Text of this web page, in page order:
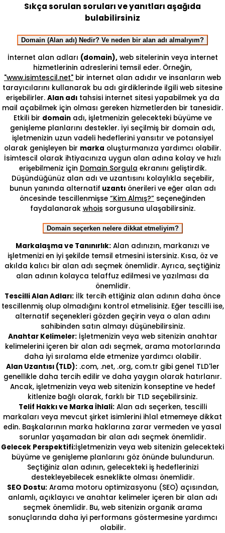
Sıkça sorulan soruları ve yanıtları aşağıda
bulabilirsiniz
Domain (Alan adı) Nedir? Ve neden bir alan adı almalıyım?
İnternet alan adları (domain),web sitelerinin veya internet
hizmetlerinin adreslerini temsil eder. Örneğin,
"www.isimtescil.net" bir internet alan adıdır ve insanların web
tarayıcılarını kullanarak bu adı girdiklerinde ilgili web sitesine
erişebilirler. Alan adıtahsisi internet sitesi yapabilmek ya da
mail açabilmek için olması gereken hizmetlerden bir tanesidir.
Etkili bir domainadı, işletmenizin gelecekteki büyüme ve
genişleme planlarını destekler. İyi seçilmiş bir domain adı,
işletmenizin uzun vadeli hedeflerini yansıtır ve potansiyel
olarak genişleyen bir marka oluşturmanıza yardımcı olabilir.
İsimtescil olarak ihtiyacınıza uygun alan adına kolay ve hızlı
erişebilmeniz için Domain Sorgula ekranını geliştirdik.
Düşündüğünüz alan adı ve uzantısını kolaylıkla seçebilir,
bunun yanında alternatif uzantıönerileri ve eğer alan adı
öncesinde tescillenmişse “Kim Almış?” seçeneğinden
faydalanarak whois sorgusuna ulaşabilirsiniz.
Domain seçerken nelere dikkat etmeliyim?
Markalaşma ve Tanınırlık: Alan adınızın, markanızı ve
işletmenizi en iyi şekilde temsil etmesini istersiniz. Kısa, öz ve
akılda kalıcı bir alan adı seçmek önemlidir. Ayrıca, seçtiğiniz
alan adının kolayca telaffuz edilmesi ve yazılması da
önemlidir.
Tescilli Alan Adları: İlk tercih ettiğiniz alan adının daha önce
tescillenmiş olup olmadığını kontrol etmelisiniz. Eğer tescilli ise,
alternatif seçenekleri gözden geçirin veya o alan adını
sahibinden satın almayı düşünebilirsiniz.
Anahtar Kelimeler:İşletmenizin veya web sitenizin anahtar
kelimelerini içeren bir alan adı seçmek, arama motorlarında
daha iyi sıralama elde etmenize yardımcı olabilir.
Alan Uzantısı (TLD):.com, .net, .org, com.tr gibi genel TLD'ler
genellikle daha tercih edilir ve daha yaygın olarak hatırlanır.
Ancak, işletmenizin veya web sitenizin konseptine ve hedef
kitlenize bağlı olarak, farklı bir TLD seçebilirsiniz.
Telif Hakkı ve Marka İhlali:Alan adı seçerken, tescilli
markaları veya mevcut şirket isimlerini ihlal etmemeye dikkat
edin. Başkalarının marka haklarına zarar vermeden ve yasal
sorunlar yaşamadan bir alan adı seçmek önemlidir.
Gelecek Perspektifi:İşletmenizin veya web sitenizin gelecekteki
büyüme ve genişleme planlarını göz önünde bulundurun.
Seçtiğiniz alan adının, gelecekteki iş hedeflerinizi
destekleyebilecek esneklikte olması önemlidir.
SEO Dostu:Arama motoru optimizasyonu (SEO) açısından,
anlamlı, açıklayıcı ve anahtar kelimeler içeren bir alan adı
seçmek önemlidir. Bu, web sitenizin organik arama
sonuçlarında daha iyi performans göstermesine yardımcı
olabilir.